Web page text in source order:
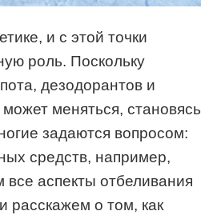
и с этой точки
роль. Поскольку
дезодорантов и
меняться, становясь
задаются вопросом:
средств, например,
аспекты отбеливания
о том, как